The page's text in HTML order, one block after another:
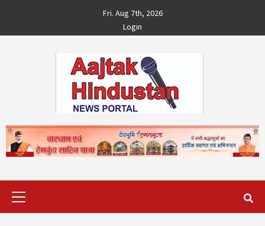
content
Fri. Aug 7th, 2026
Login